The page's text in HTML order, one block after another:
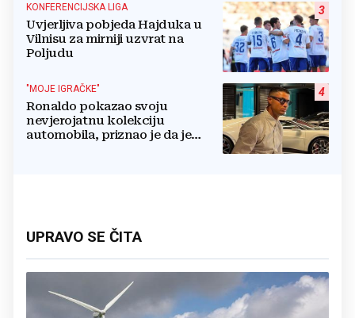
3
KONFERENCIJSKA LIGA
Uvjerljiva pobjeda Hajduka u
Vilnisu za mirniji uzvrat na
Poljudu
4
"MOJE IGRAČKE"
Ronaldo pokazao svoju
nevjerojatnu kolekciju
automobila, priznao je da je
UPRAVO SE ČITA